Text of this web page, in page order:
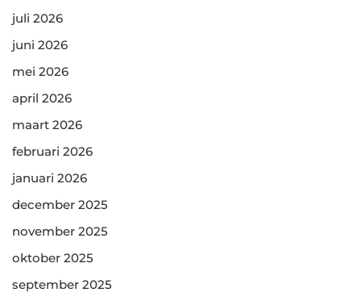
juli 2026
juni 2026
mei 2026
april 2026
maart 2026
februari 2026
januari 2026
december 2025
november 2025
oktober 2025
september 2025